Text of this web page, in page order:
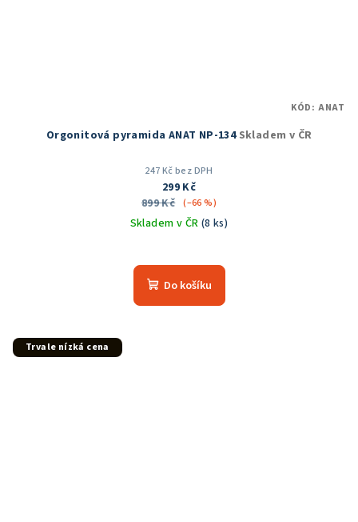
Orgonitová pyramida ANAT NP-134Skladem v ČR
247 Kč bez DPH
299 Kč
899 Kč (–66 %)
Skladem v ČR (8 ks)
Do košíku
KÓD: ANAT
Trvale nízká cena